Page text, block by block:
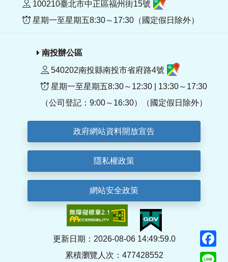
100210臺北市中正區福州街15號
星期一至星期五8:30～17:30（國定假日除外）
南投辦公區
540202南投縣南投市省府路4號
星期一至星期五8:30～12:30 | 13:30～17:30
（公司登記：9:00～16:30）（國定假日除外）
政府網站資料開放宣告
隱私權政策
網站安全政策
更新日期：2026-08-06 14:49:59.0
累積瀏覽人次：477428552